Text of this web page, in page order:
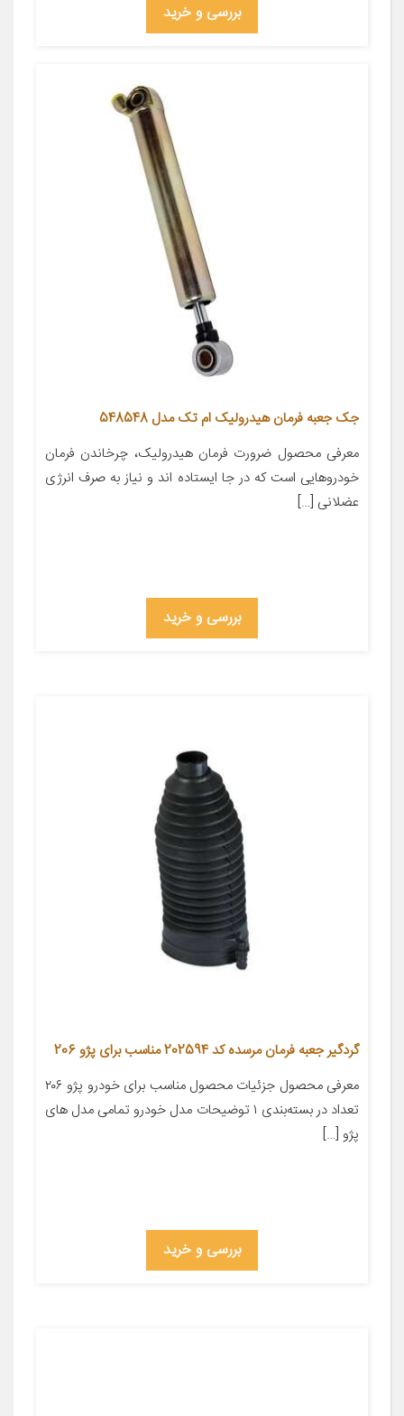
بررسی و خرید
جک جعبه فرمان هیدرولیک ام تک مدل 548548
معرفی محصول ضرورت فرمان هیدرولیک، چرخاندن فرمان
خودروهایی است که در جا ایستاده اند و نیاز به صرف انرژی
عضلانی […]
بررسی و خرید
گردگیر جعبه فرمان مرسده کد 202594 مناسب برای پژو 206
معرفی محصول جزئیات محصول مناسب برای خودرو پژو ۲۰۶
تعداد در بسته‌بندی ۱ توضیحات مدل خودرو تمامی مدل های
پژو […]
بررسی و خرید